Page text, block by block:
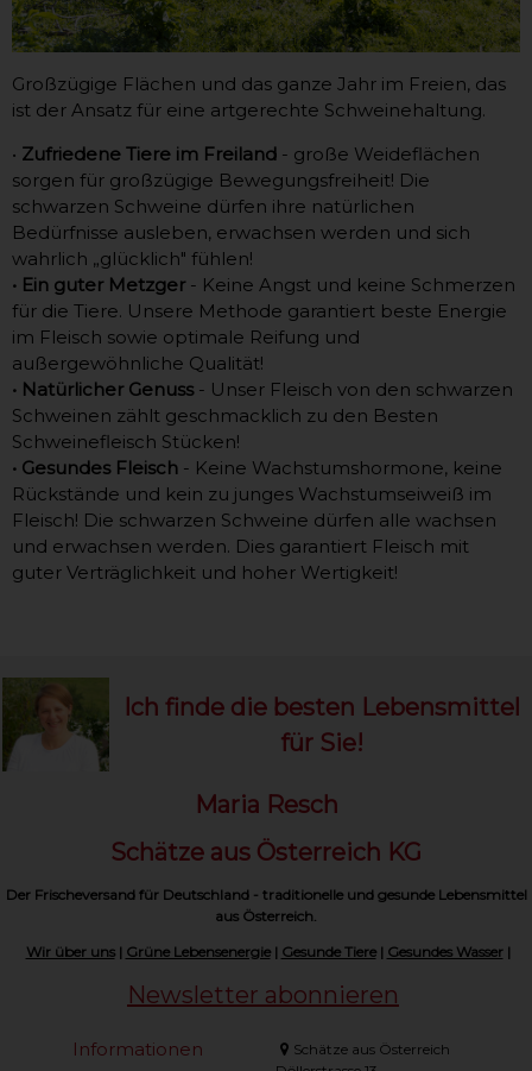
Großzügige Flächen und das ganze Jahr im Freien, das
ist der Ansatz für eine artgerechte Schweinehaltung.
• Zufriedene Tiere im Freiland - große Weideflächen
sorgen für großzügige Bewegungsfreiheit! Die
schwarzen Schweine dürfen ihre natürlichen
Bedürfnisse ausleben, erwachsen werden und sich
wahrlich „glücklich" fühlen!
• Ein guter Metzger - Keine Angst und keine Schmerzen
für die Tiere. Unsere Methode garantiert beste Energie
im Fleisch sowie optimale Reifung und
außergewöhnliche Qualität!
• Natürlicher Genuss- Unser Fleisch von den schwarzen
Schweinen zählt geschmacklich zu den Besten
Schweinefleisch Stücken!
• Gesundes Fleisch - Keine Wachstumshormone, keine
Rückstände und kein zu junges Wachstumseiweiß im
Fleisch! Die schwarzen Schweine dürfen alle wachsen
und erwachsen werden. Dies garantiert Fleisch mit
guter Verträglichkeit und hoher Wertigkeit!
Ich finde die besten Lebensmittel
für Sie!
Maria Resch
Schätze aus Österreich KG
Der Frischeversand für Deutschland - traditionelle und gesunde Lebensmittel
aus Österreich.
Wir über uns| Grüne Lebensenergie| Gesunde Tiere| Gesundes Wasser|
Newsletter abonnieren
Informationen
Schätze aus Österreich